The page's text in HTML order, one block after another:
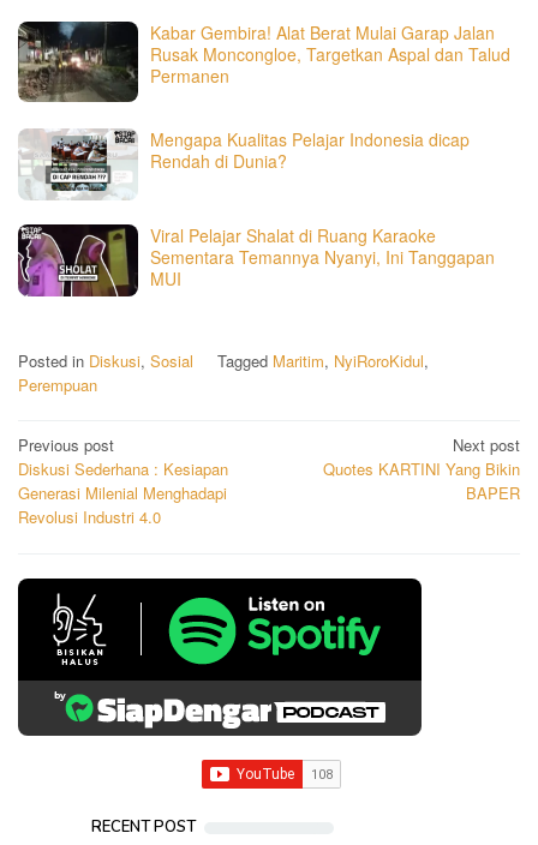
Kabar Gembira! Alat Berat Mulai Garap Jalan
Rusak Moncongloe, Targetkan Aspal dan Talud
Permanen
Mengapa Kualitas Pelajar Indonesia dicap
Rendah di Dunia?
Viral Pelajar Shalat di Ruang Karaoke
Sementara Temannya Nyanyi, Ini Tanggapan
MUI
Posted in Diskusi, Sosial Tagged Maritim, NyiRoroKidul,
Perempuan
Post
navigation
Previous post
Diskusi Sederhana : Kesiapan
Generasi Milenial Menghadapi
Revolusi Industri 4.0
Next post
Quotes KARTINI Yang Bikin
BAPER
RECENT POST